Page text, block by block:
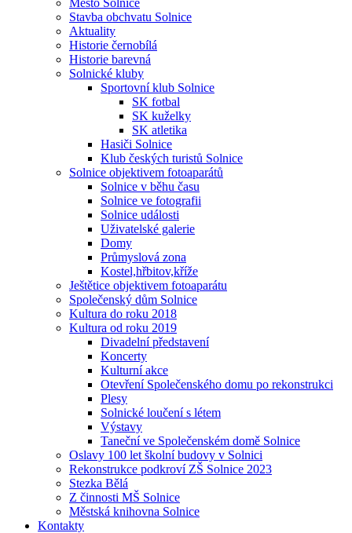
Město Solnice
Stavba obchvatu Solnice
Aktuality
Historie černobílá
Historie barevná
Solnické kluby
Sportovní klub Solnice
SK fotbal
SK kuželky
SK atletika
Hasiči Solnice
Klub českých turistů Solnice
Solnice objektivem fotoaparátů
Solnice v běhu času
Solnice ve fotografii
Solnice události
Uživatelské galerie
Domy
Průmyslová zona
Kostel,hřbitov,kříže
Ještětice objektivem fotoaparátu
Společenský dům Solnice
Kultura do roku 2018
Kultura od roku 2019
Divadelní představení
Koncerty
Kulturní akce
Otevření Společenského domu po rekonstrukci
Plesy
Solnické loučení s létem
Výstavy
Taneční ve Společenském domě Solnice
Oslavy 100 let školní budovy v Solnici
Rekonstrukce podkroví ZŠ Solnice 2023
Stezka Bělá
Z činnosti MŠ Solnice
Městská knihovna Solnice
Kontakty